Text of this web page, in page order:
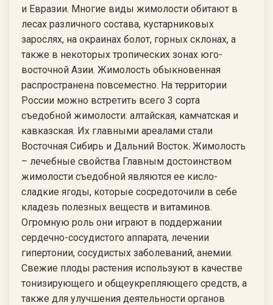
и Евразии. Многие виды жимолости обитают в
лесах различного состава, кустарниковых
зарослях, на окраинах болот, горных склонах, а
также в некоторых тропических зонах юго-
восточной Азии. Жимолость обыкновенная
распространена повсеместно. На территории
России можно встретить всего 3 сорта
съедобной жимолости: алтайская, камчатская и
кавказская. Их главными ареалами стали
Восточная Сибирь и Дальний Восток. Жимолость
– лечебные свойства Главным достоинством
жимолости съедобной являются ее кисло-
сладкие ягоды, которые сосредоточили в себе
кладезь полезных веществ и витаминов.
Огромную роль они играют в поддержании
сердечно-сосудистого аппарата, лечении
гипертонии, сосудистых заболеваний, анемии.
Свежие плоды растения используют в качестве
тонизирующего и общеукрепляющего средств, а
также для улучшения деятельности органов